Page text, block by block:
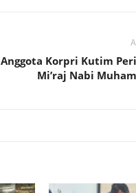
Anggota Korpri Kutim
Mi’raj Nabi